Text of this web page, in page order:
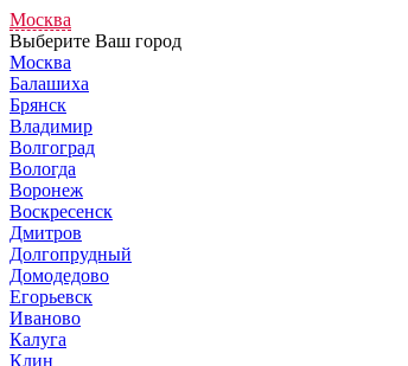
Москва
Выберите Ваш город
Москва
Балашиха
Брянск
Владимир
Волгоград
Вологда
Воронеж
Воскресенск
Дмитров
Долгопрудный
Домодедово
Егорьевск
Иваново
Калуга
Клин